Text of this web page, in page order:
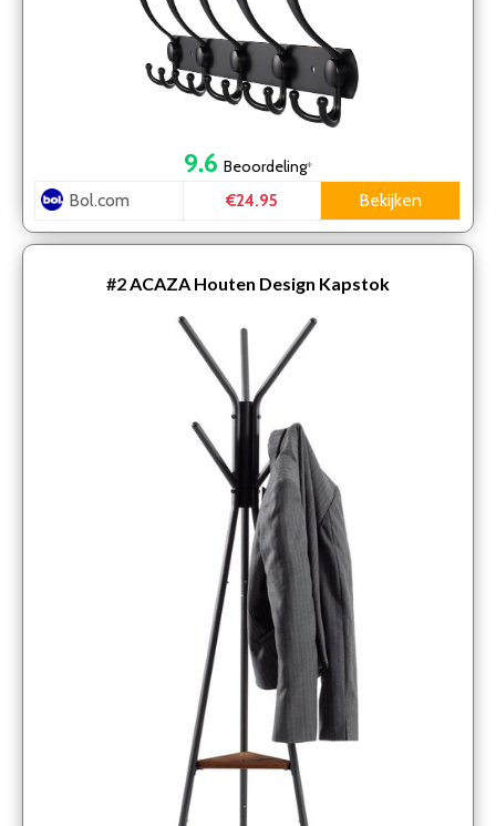
9.6 Beoordeling*
Bol.com €24.95 Bekijken
#2ACAZA Houten Design Kapstok